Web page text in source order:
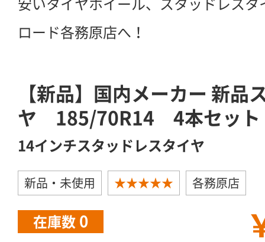
安いタイヤホイール、スタッドレス
ロード各務原店へ！
【新品】国内メーカー 新品
ヤ 185/70R14 4本セット
14インチスタッドレスタイヤ
新品・未使用 ★★★★★ 各務原店
在庫数 0